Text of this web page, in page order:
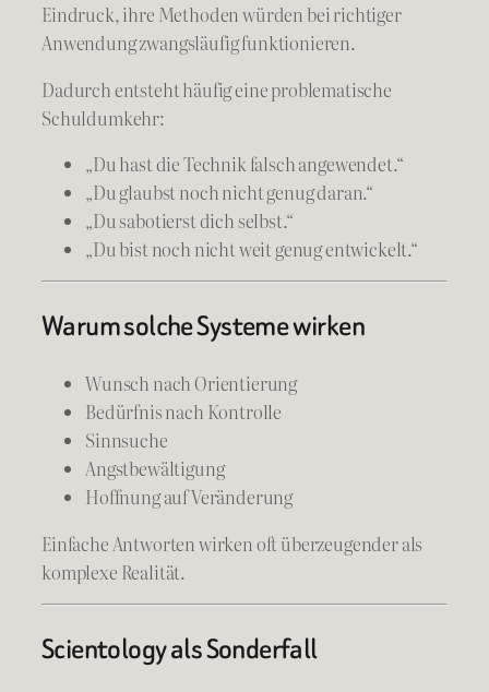
Eindruck, ihre Methoden würden bei richtiger
Anwendung zwangsläufig funktionieren.
Dadurch entsteht häufig eine problematische
Schuldumkehr:
„Du hast die Technik falsch angewendet.“
„Du glaubst noch nicht genug daran.“
„Du sabotierst dich selbst.“
„Du bist noch nicht weit genug entwickelt.“
Warum solche Systeme wirken
Wunsch nach Orientierung
Bedürfnis nach Kontrolle
Sinnsuche
Angstbewältigung
Hoffnung auf Veränderung
Einfache Antworten wirken oft überzeugender als
komplexe Realität.
Scientology als Sonderfall